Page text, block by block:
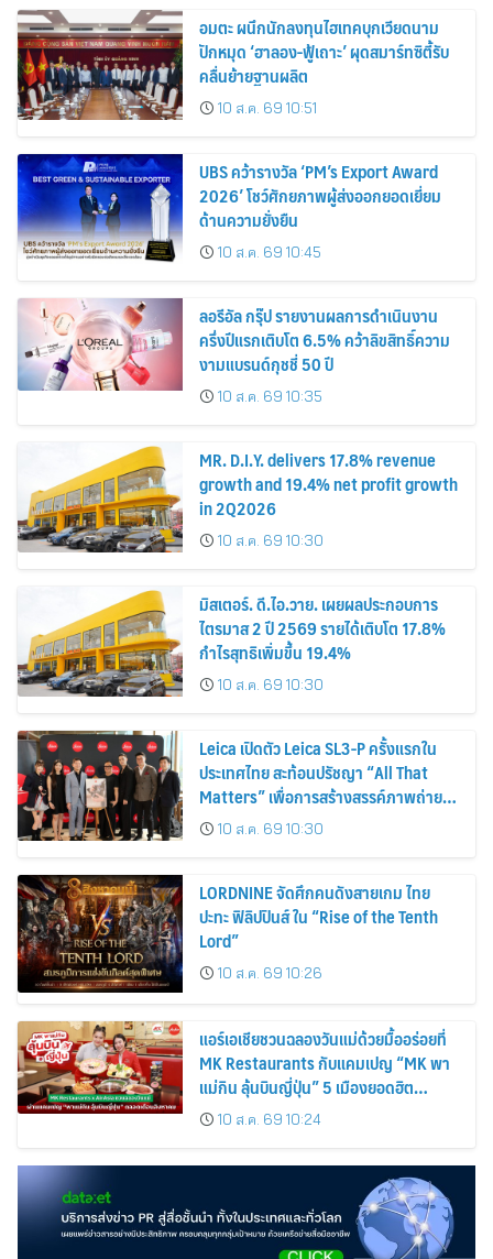
อมตะ ผนึกนักลงทุนไฮเทคบุกเวียดนาม
ปักหมุด ‘ฮาลอง-ฟู้เถาะ’ ผุดสมาร์ทซิตี้รับ
คลื่นย้ายฐานผลิต
10 ส.ค. 69 10:51
UBS คว้ารางวัล ‘PM’s Export Award
2026’ โชว์ศักยภาพผู้ส่งออกยอดเยี่ยม
ด้านความยั่งยืน
10 ส.ค. 69 10:45
ลอรีอัล กรุ๊ป รายงานผลการดำเนินงาน
ครึ่งปีแรกเติบโต 6.5% คว้าลิขสิทธิ์ความ
งามแบรนด์กุชชี่ 50 ปี
10 ส.ค. 69 10:35
MR. D.I.Y. delivers 17.8% revenue
growth and 19.4% net profit growth
in 2Q2026
10 ส.ค. 69 10:30
มิสเตอร์. ดี.ไอ.วาย. เผยผลประกอบการ
ไตรมาส 2 ปี 2569 รายได้เติบโต 17.8%
กำไรสุทธิเพิ่มขึ้น 19.4%
10 ส.ค. 69 10:30
Leica เปิดตัว Leica SL3-P ครั้งแรกใน
ประเทศไทย สะท้อนปรัชญา “All That
Matters” เพื่อการสร้างสรรค์ภาพถ่าย
อย่างแท้จริง
10 ส.ค. 69 10:30
LORDNINE จัดศึกคนดังสายเกม ไทย
ปะทะ ฟิลิปปินส์ ใน “Rise of the Tenth
Lord”
10 ส.ค. 69 10:26
แอร์เอเชียชวนฉลองวันแม่ด้วยมื้ออร่อยที่
MK Restaurants กับแคมเปญ “MK พา
แม่กิน ลุ้นบินญี่ปุ่น” 5 เมืองยอดฮิต
โตเกียว โอซาก้า ซัปโปโร ฟุกุโอกะ และโอ
กินาว่า
10 ส.ค. 69 10:24